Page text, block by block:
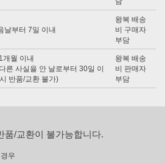
날부터 7일 이내
왕복 배송
비 구매자
부담
개월 이내
른 사실을 안 날로부터 30일 이
반품/교환 불가)
왕복 배송
비 판매자
부담
품/교환이 불가능합니다.
우